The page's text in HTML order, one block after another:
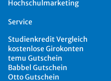
Hochschulmarketing
Service
Studienkredit Vergleich
kostenlose Girokonten
temu Gutschein
Babbel Gutschein
Otto Gutschein